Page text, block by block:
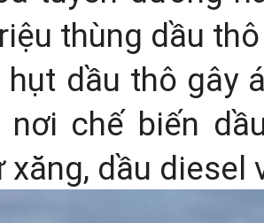
thùng dầu
hụt dầu thô gây
nơi chế biến
xăng, dầu diesel